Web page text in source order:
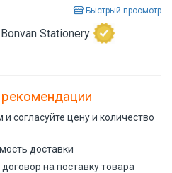
Быстрый просмотр
Stationery
рекомендации
согласуйте цену и количество
доставки
на поставку товара